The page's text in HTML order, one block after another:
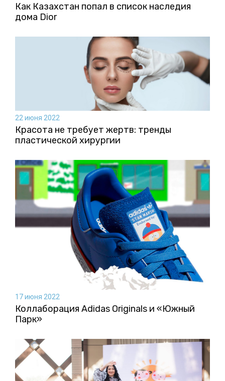
Как Казахстан попал в список наследия
дома Dior
22 июня 2022
Красота не требует жертв: тренды
пластической хирургии
17 июня 2022
Коллаборация Аdidas Originals и «Южный
Парк»